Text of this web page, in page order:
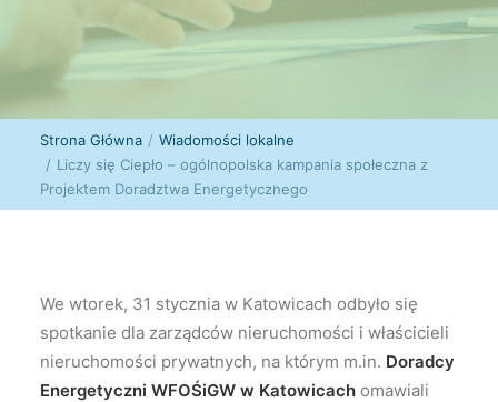
Wyszukiwanie
Strona Główna
Wiadomości lokalne
Liczy się Ciepło – ogólnopolska kampania społeczna z
Projektem Doradztwa Energetycznego
We wtorek, 31 stycznia w Katowicach odbyło się
spotkanie dla zarządców nieruchomości i właścicieli
nieruchomości prywatnych, na którym m.in. Doradcy
Energetyczni WFOŚiGW w Katowicach omawiali